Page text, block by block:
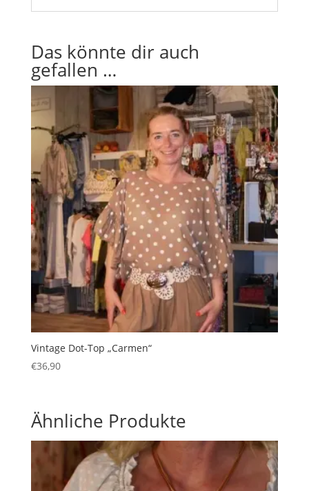
Das könnte dir auch
gefallen …
Vintage Dot-Top „Carmen“
€36,90
Ähnliche Produkte